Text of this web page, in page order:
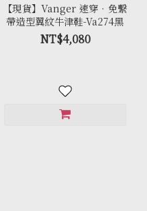
【現貨】Vanger 速穿．免繫
帶造型翼紋牛津鞋-Va274黑
NT$4,080